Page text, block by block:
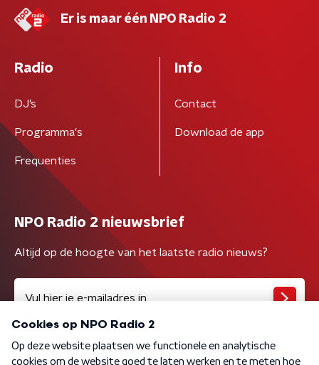
Er is maar één NPO Radio 2
Radio
DJ’s
Programma's
Frequenties
Info
Contact
Download de app
NPO Radio 2 nieuwsbrief
Altijd op de hoogte van het laatste radio nieuws?